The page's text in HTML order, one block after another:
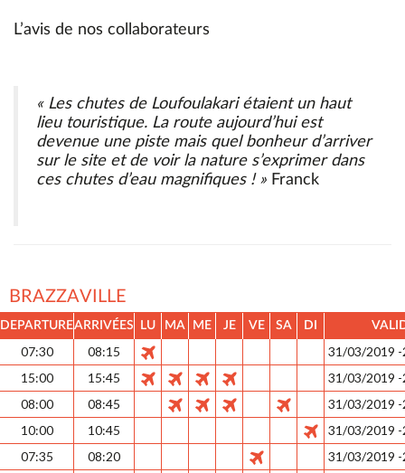
L’avis de nos collaborateurs
« Les chutes de Loufoulakari étaient un haut
lieu touristique. La route aujourd’hui est
devenue une piste mais quel bonheur d’arriver
sur le site et de voir la nature s’exprimer dans
ces chutes d’eau magnifiques ! » Franck
BRAZZAVILLE
DEPARTUREARRIVÉES LU MA ME JE VE SA DI
07:30 08:15
31/03/2019
15:00
15:45
31/03/2019
08:00
08:45
31/03/2019
10:00
10:45
31/03/2019
07:35
08:20
31/03/2019